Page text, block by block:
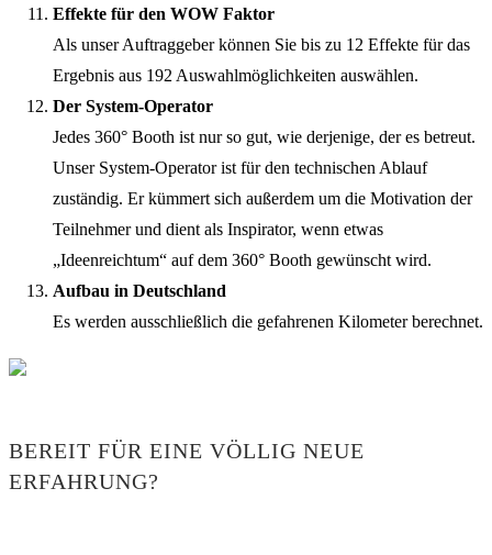
Effekte für den WOW Faktor
Als unser Auftraggeber können Sie bis zu 12 Effekte für das
Ergebnis aus 192 Auswahlmöglichkeiten auswählen.
Der System-Operator
Jedes 360° Booth ist nur so gut, wie derjenige, der es betreut.
Unser System-Operator ist für den technischen Ablauf
zuständig. Er kümmert sich außerdem um die Motivation der
Teilnehmer und dient als Inspirator, wenn etwas
„Ideenreichtum“ auf dem 360° Booth gewünscht wird.
Aufbau in Deutschland
Es werden ausschließlich die gefahrenen Kilometer berechnet.
BEREIT FÜR EINE VÖLLIG NEUE
ERFAHRUNG?